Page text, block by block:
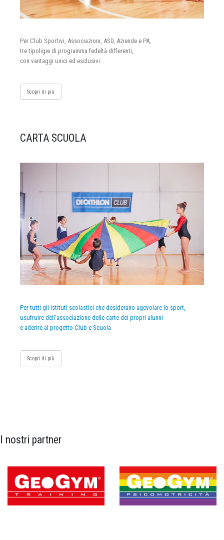
Per Club Sportivi, Associazioni, ASD, Aziende e PA,
tre tipoligie di programma fedeltà differenti,
con vantaggi unici ed esclusivi.
Scopri di più
CARTA SCUOLA
Per tutti gli istituti scolastici che desiderano agevolare lo sport,
usufruire dell’associazione delle carte dei propri alunni
e aderire al progetto Club e Scuola
Scopri di più
I nostri partner